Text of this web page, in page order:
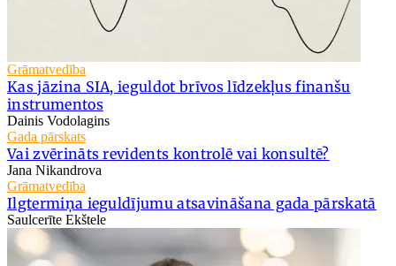
Grāmatvedība
Kas jāzina SIA, ieguldot brīvos līdzekļus finanšu
instrumentos
Dainis Vodolagins
Gada pārskats
Vai zvērināts revidents kontrolē vai konsultē?
Jana Nikandrova
Grāmatvedība
Ilgtermiņa ieguldījumu atsavināšana gada pārskatā
Saulcerīte Ekštele